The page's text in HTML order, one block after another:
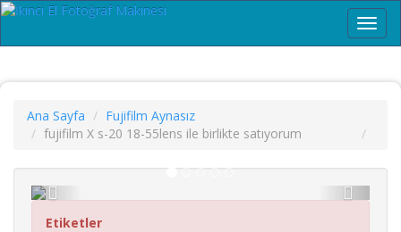
Menü
Ana Sayfa
Fujifilm Aynasız
fujifilm X s-20 18-55lens ile birlikte satıyorum
Etiketler